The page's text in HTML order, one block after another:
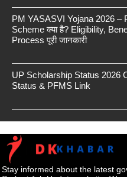
PM YASASVI Yojana 2026 –
Scheme क्या है? Eligibility,
Process पूरी जानकारी
UP Scholarship Status 2026
Status & PFMS Link
Stay informed about the latest